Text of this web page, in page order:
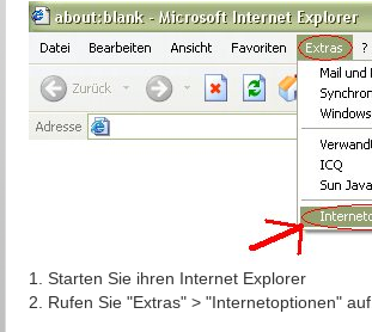
1. Starten Sie ihren Internet Explorer
2. Rufen Sie "Extras" > "Internetoptionen" auf.